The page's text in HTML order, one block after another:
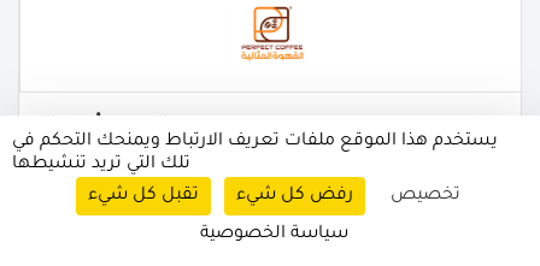
PERFECT COFFEE | القهوة المثالية
قهوة مختصة
يستخدم هذا الموقع ملفات تعريف الارتباط ويمنحك التحكم في
تلك التي تريد تنشيطها
تقبل كل شيء
رفض كل شيء
تخصيص
سياسة الخصوصية